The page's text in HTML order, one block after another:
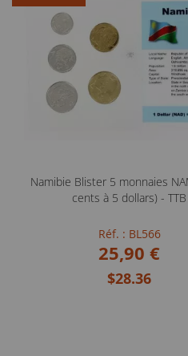
Namibie Blister 5 monnaies
cents à 5 dollars) - TTB
Réf. : BL566
25,90 €
$28.36